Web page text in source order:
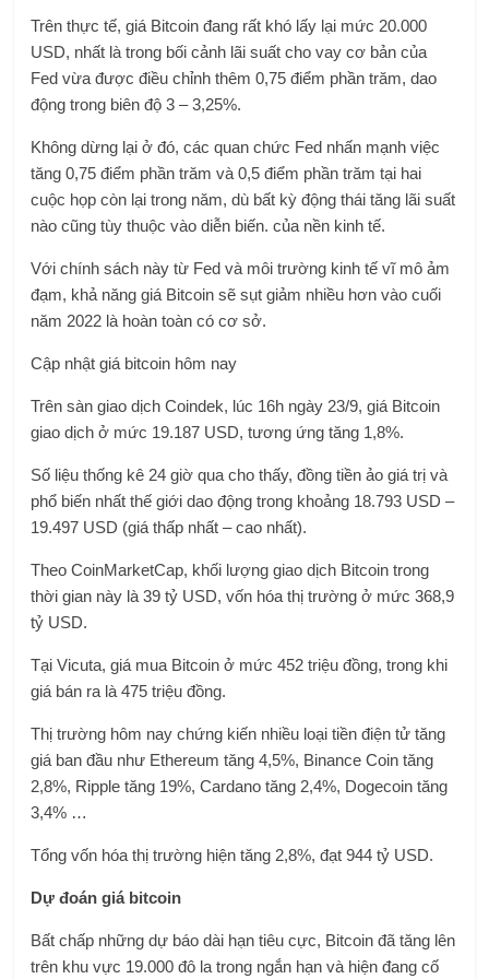
Trên thực tế, giá Bitcoin đang rất khó lấy lại mức 20.000
USD, nhất là trong bối cảnh lãi suất cho vay cơ bản của
Fed vừa được điều chỉnh thêm 0,75 điểm phần trăm, dao
động trong biên độ 3 – 3,25%.
Không dừng lại ở đó, các quan chức Fed nhấn mạnh việc
tăng 0,75 điểm phần trăm và 0,5 điểm phần trăm tại hai
cuộc họp còn lại trong năm, dù bất kỳ động thái tăng lãi suất
nào cũng tùy thuộc vào diễn biến. của nền kinh tế.
Với chính sách này từ Fed và môi trường kinh tế vĩ mô ảm
đạm, khả năng giá Bitcoin sẽ sụt giảm nhiều hơn vào cuối
năm 2022 là hoàn toàn có cơ sở.
Cập nhật giá bitcoin hôm nay
Trên sàn giao dịch Coindek, lúc 16h ngày 23/9, giá Bitcoin
giao dịch ở mức 19.187 USD, tương ứng tăng 1,8%.
Số liệu thống kê 24 giờ qua cho thấy, đồng tiền ảo giá trị và
phổ biến nhất thế giới dao động trong khoảng 18.793 USD –
19.497 USD (giá thấp nhất – cao nhất).
Theo CoinMarketCap, khối lượng giao dịch Bitcoin trong
thời gian này là 39 tỷ USD, vốn hóa thị trường ở mức 368,9
tỷ USD.
Tại Vicuta, giá mua Bitcoin ở mức 452 triệu đồng, trong khi
giá bán ra là 475 triệu đồng.
Thị trường hôm nay chứng kiến ​​nhiều loại tiền điện tử tăng
giá ban đầu như Ethereum tăng 4,5%, Binance Coin tăng
2,8%, Ripple tăng 19%, Cardano tăng 2,4%, Dogecoin tăng
3,4% …
Tổng vốn hóa thị trường hiện tăng 2,8%, đạt 944 tỷ USD.
Dự đoán giá bitcoin
Bất chấp những dự báo dài hạn tiêu cực, Bitcoin đã tăng lên
trên khu vực 19.000 đô la trong ngắn hạn và hiện đang cố